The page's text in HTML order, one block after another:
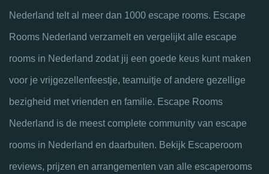
Nederland telt al meer dan 1000 escape rooms. Escape
Rooms Nederland verzamelt en vergelijkt alle escape
rooms in Nederland zodat jij een goede keus kunt maken
voor je vrijgezellenfeestje, teamuitje of andere gezellige
bezigheid met vrienden en familie. Escape Rooms
Nederland is de meest complete community van escape
rooms in Nederland en daarbuiten. Bekijk Escaperoom
reviews, prijzen en arrangementen van alle escaperooms